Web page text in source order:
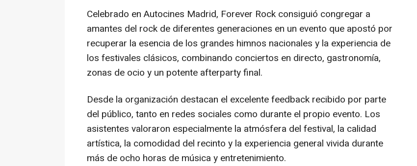
Celebrado en Autocines Madrid, Forever Rock consiguió congregar a
amantes del rock de diferentes generaciones en un evento que apostó por
recuperar la esencia de los grandes himnos nacionales y la experiencia de
los festivales clásicos, combinando conciertos en directo, gastronomía,
zonas de ocio y un potente afterparty final.
Desde la organización destacan el excelente feedback recibido por parte
del público, tanto en redes sociales como durante el propio evento. Los
asistentes valoraron especialmente la atmósfera del festival, la calidad
artística, la comodidad del recinto y la experiencia general vivida durante
más de ocho horas de música y entretenimiento.